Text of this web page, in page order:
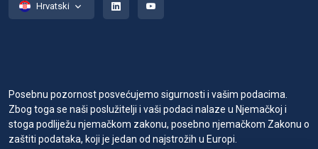
Hrvatski
Posebnu pozornost posvećujemo sigurnosti i vašim podacima.
Zbog toga se naši poslužitelji i vaši podaci nalaze u Njemačkoj i
stoga podliježu njemačkom zakonu, posebno njemačkom Zakonu o
zaštiti podataka, koji je jedan od najstrožih u Europi.